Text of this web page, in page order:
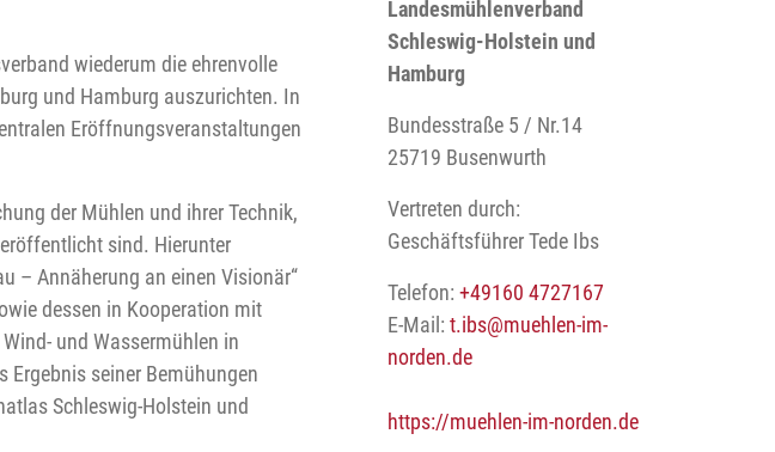
wiederum die ehrenvolle
und Hamburg auszurichten. In
Eröffnungsveranstaltungen
der Mühlen und ihrer Technik,
sind. Hierunter
– Annäherung an einen Visionär“
dessen in Kooperation mit
und Wassermühlen in
Ergebnis seiner Bemühungen
Schleswig-Holstein und
Landesmühlenverband
Schleswig-Holstein und
Hamburg
Bundesstraße 5 / Nr.14
25719 Busenwurth
Vertreten durch:
Geschäftsführer Tede Ibs
Telefon:+49160 4727167
E-Mail:t.ibs@muehlen-im-
norden.de
https://muehlen-im-norden.de